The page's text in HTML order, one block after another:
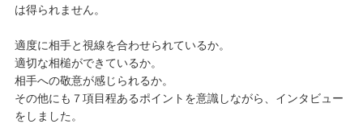
は得られません。
適度に相手と視線を合わせられているか。
適切な相槌ができているか。
相手への敬意が感じられるか。
その他にも７項目程あるポイントを意識しながら、インタビュー
をしました。